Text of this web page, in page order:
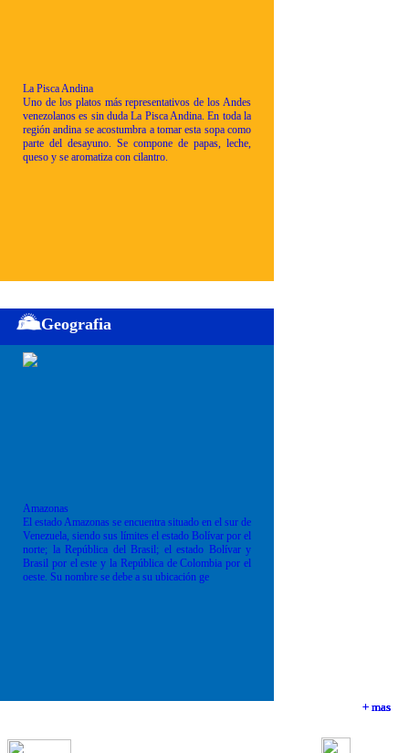
+ mas
+ mas
La Pisca Andina
Uno de los platos más representativos de los Andes
venezolanos es sin duda La Pisca Andina. En toda la
región andina se acostumbra a tomar esta sopa como
parte del desayuno. Se compone de papas, leche,
queso y se aromatiza con cilantro.
+ mas
Geografia
Amazonas
El estado Amazonas se encuentra situado en el sur de
Venezuela, siendo sus límites el estado Bolívar por el
norte; la República del Brasil; el estado Bolívar y
Brasil por el este y la República de Colombia por el
oeste. Su nombre se debe a su ubicación ge
+ mas